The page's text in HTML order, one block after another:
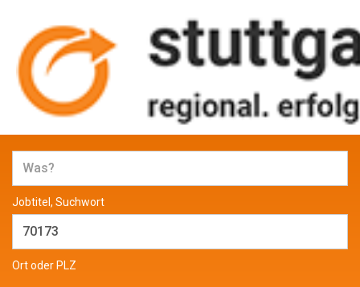
Jobs und Stellenangebote in
Stuttgart
Jobtitel, Suchwort
Ort oder PLZ